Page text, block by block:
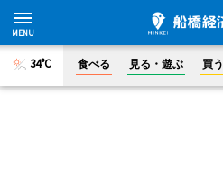
34°C 食べる 見る・遊ぶ 買う